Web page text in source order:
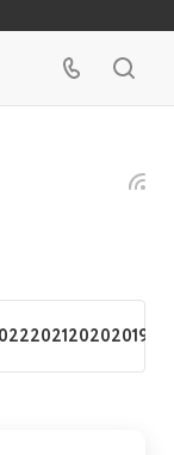
202120202019